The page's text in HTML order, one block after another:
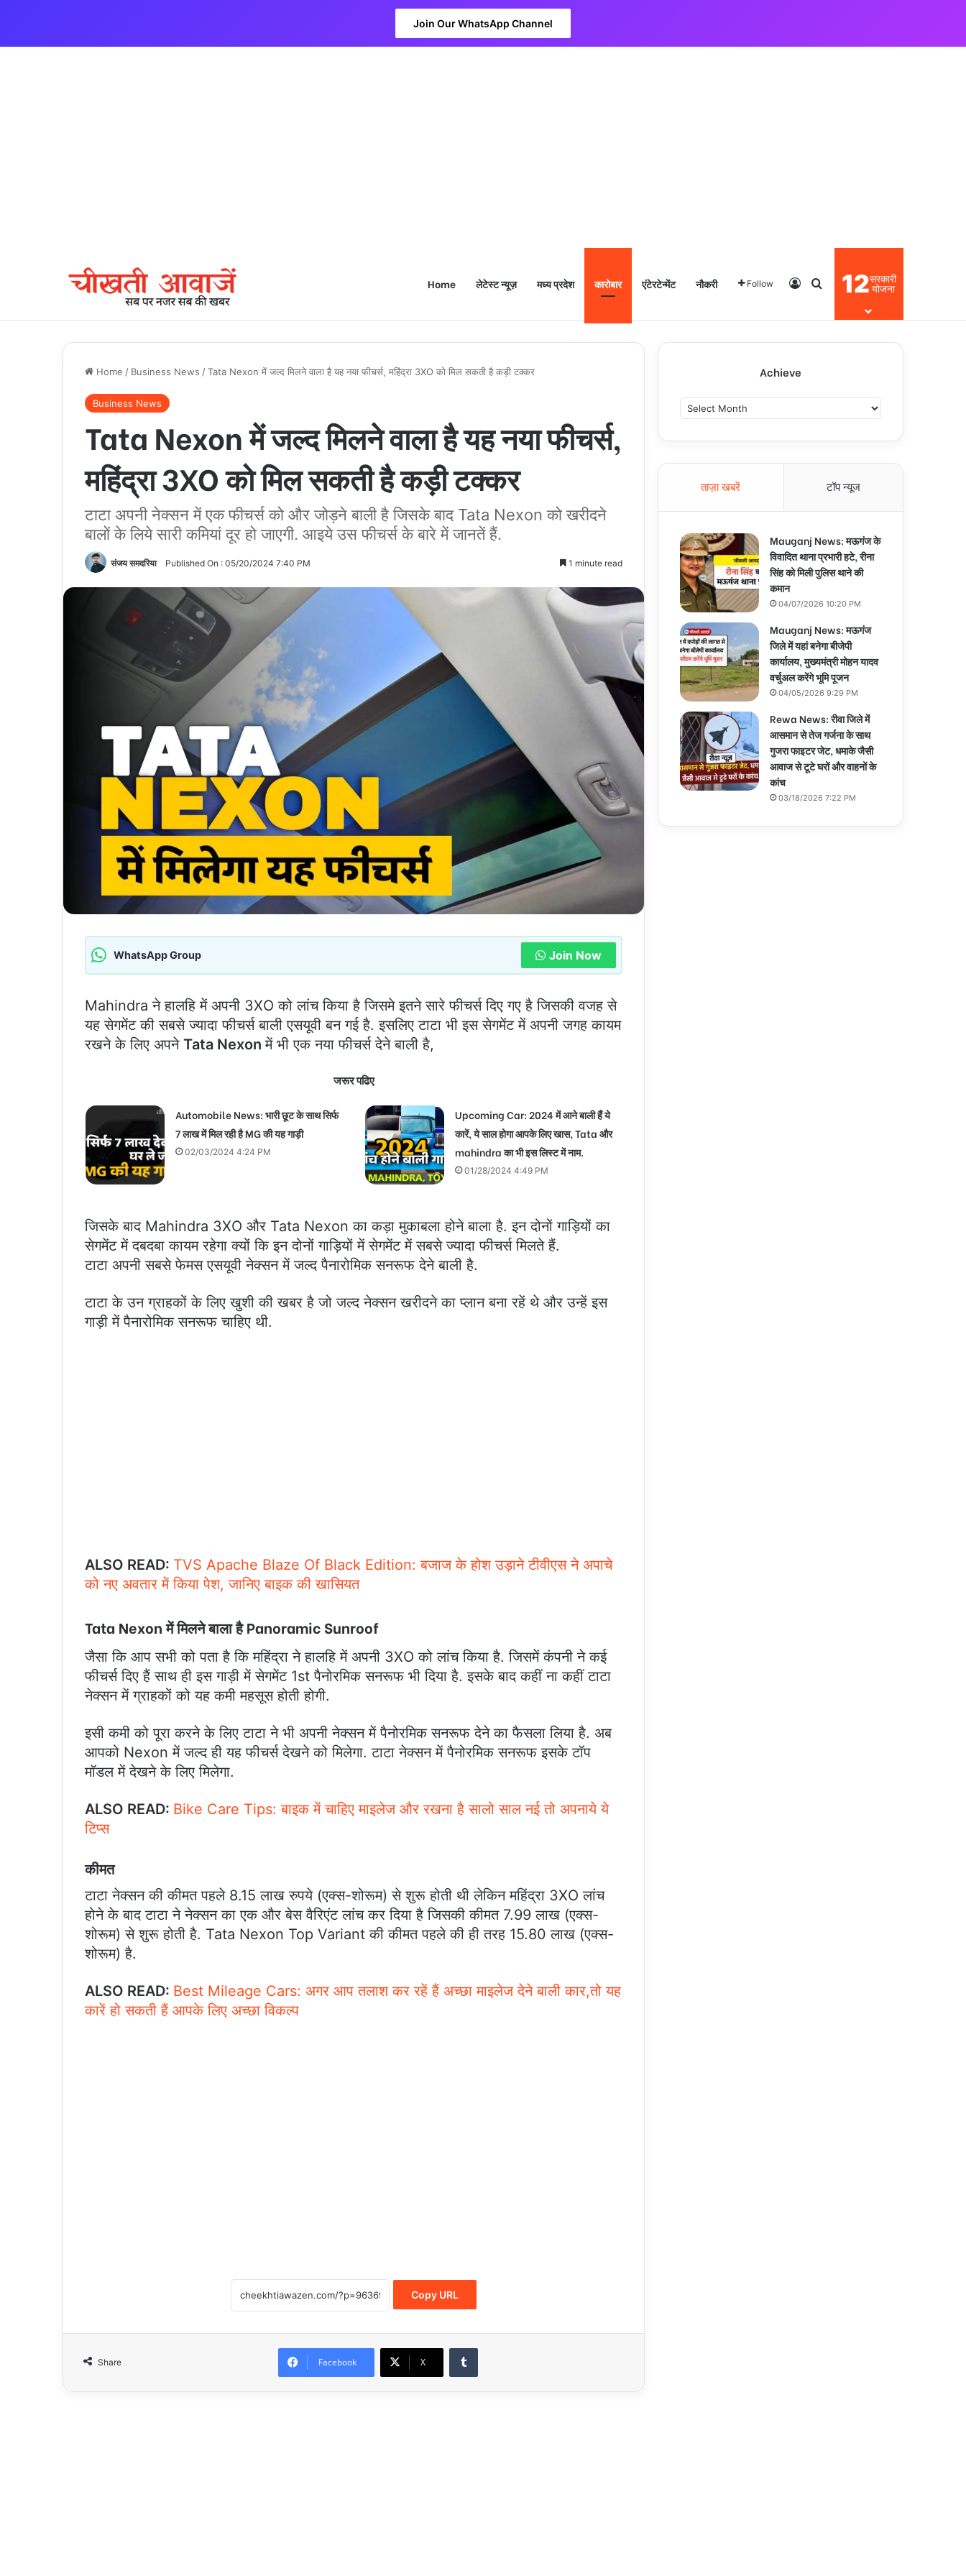
Join Our WhatsApp Channel
Home लेटेस्ट न्यूज़ मध्य प्रदेश कारोबार एंटेरटेन्मेंट नौकरी Follow Log InSearch for
12सरकारी
योजना
Home / Business News /Tata Nexon में जल्द मिलने वाला है यह नया फीचर्स, महिंद्रा 3XO को मिल सकती है कड़ी टक्कर
Business News
Tata Nexon में जल्द मिलने वाला है यह नया फीचर्स,
महिंद्रा 3XO को मिल सकती है कड़ी टक्कर
टाटा अपनी नेक्सन में एक फीचर्स को और जोड़ने बाली है जिसके बाद Tata Nexon को खरीदने
बालों के लिये सारी कमियां दूर हो जाएगी. आइये उस फीचर्स के बारे में जानतें हैं.
संजय समदरिया Published On : 05/20/2024 7:40 PM 1 minute read
WhatsApp Group Join Now
Mahindra ने हालहि में अपनी 3XO को लांच किया है जिसमे इतने सारे फीचर्स दिए गए है जिसकी वजह से
यह सेगमेंट की सबसे ज्यादा फीचर्स बाली एसयूवी बन गई है. इसलिए टाटा भी इस सेगमेंट में अपनी जगह कायम
रखने के लिए अपने Tata Nexonमें भी एक नया फीचर्स देने बाली है,
जरूर पढिए
Automobile News: भारी छूट के साथ सिर्फ
7 लाख में मिल रही है MG की यह गाड़ी
02/03/2024 4:24 PM
Upcoming Car: 2024 में आने बाली हैं ये
कारें, ये साल होगा आपके लिए खास, Tata और
mahindra का भी इस लिस्ट में नाम.
01/28/2024 4:49 PM
जिसके बाद Mahindra 3XO और Tata Nexon का कड़ा मुकाबला होने बाला है. इन दोनों गाड़ियों का
सेगमेंट में दबदबा कायम रहेगा क्यों कि इन दोनों गाड़ियों में सेगमेंट में सबसे ज्यादा फीचर्स मिलते हैं.
टाटा अपनी सबसे फेमस एसयूवी नेक्सन में जल्द पैनारोमिक सनरूफ देने बाली है.
टाटा के उन ग्राहकों के लिए खुशी की खबर है जो जल्द नेक्सन खरीदने का प्लान बना रहें थे और उन्हें इस
गाड़ी में पैनारोमिक सनरूफ चाहिए थी.
ALSO READ: TVS Apache Blaze Of Black Edition: बजाज के होश उड़ाने टीवीएस ने अपाचे
को नए अवतार में किया पेश, जानिए बाइक की खासियत
Tata Nexon में मिलने बाला है Panoramic Sunroof
जैसा कि आप सभी को पता है कि महिंद्रा ने हालहि में अपनी 3XO को लांच किया है. जिसमें कंपनी ने कई
फीचर्स दिए हैं साथ ही इस गाड़ी में सेगमेंट 1st पैनोरमिक सनरूफ भी दिया है. इसके बाद कहीं ना कहीं टाटा
नेक्सन में ग्राहकों को यह कमी महसूस होती होगी.
इसी कमी को पूरा करने के लिए टाटा ने भी अपनी नेक्सन में पैनोरमिक सनरूफ देने का फैसला लिया है. अब
आपको Nexon में जल्द ही यह फीचर्स देखने को मिलेगा. टाटा नेक्सन में पैनोरमिक सनरूफ इसके टॉप
मॉडल में देखने के लिए मिलेगा.
ALSO READ: Bike Care Tips: बाइक में चाहिए माइलेज और रखना है सालो साल नई तो अपनाये ये
टिप्स
कीमत
टाटा नेक्सन की कीमत पहले 8.15 लाख रुपये (एक्स-शोरूम) से शुरू होती थी लेकिन महिंद्रा 3XO लांच
होने के बाद टाटा ने नेक्सन का एक और बेस वैरिएंट लांच कर दिया है जिसकी कीमत 7.99 लाख (एक्स-
शोरूम) से शुरू होती है. Tata Nexon Top Variant की कीमत पहले की ही तरह 15.80 लाख (एक्स-
शोरूम) है.
ALSO READ: Best Mileage Cars: अगर आप तलाश कर रहें हैं अच्छा माइलेज देने बाली कार,तो यह
कारें हो सकती हैं आपके लिए अच्छा विकल्प
Copy URL
Share Facebook X
Achieve
c
e
ताज़ा खबरें टॉप न्यूज
Mauganj News: मऊगंज के
विवादित थाना प्रभारी हटे, रीना
सिंह को मिली पुलिस थाने की
कमान
04/07/2026 10:20 PM
Mauganj News: मऊगंज
जिले में यहां बनेगा बीजेपी
कार्यालय, मुख्यमंत्री मोहन यादव
वर्चुअल करेंगे भूमि पूजन
04/05/2026 9:29 PM
Rewa News: रीवा जिले में
आसमान से तेज गर्जना के साथ
गुजरा फाइटर जेट, धमाके जैसी
आवाज से टूटे घरों और वाहनों के
कांच
03/18/2026 7:22 PM